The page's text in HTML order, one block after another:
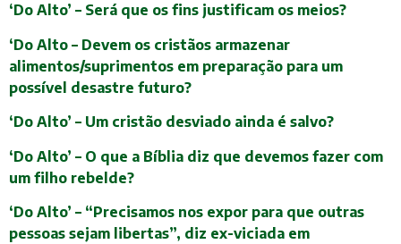
‘Do Alto’ – Será que os fins justificam os meios?
‘Do Alto – Devem os cristãos armazenar
alimentos/suprimentos em preparação para um
possível desastre futuro?
‘Do Alto’ – Um cristão desviado ainda é salvo?
‘Do Alto’ – O que a Bíblia diz que devemos fazer com
um filho rebelde?
‘Do Alto’ – “Precisamos nos expor para que outras
pessoas sejam libertas”, diz ex-viciada em